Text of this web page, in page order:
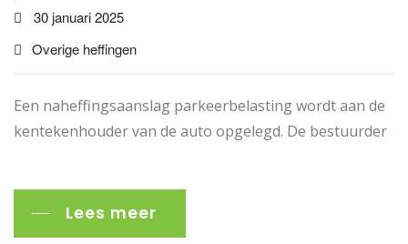
30 januari 2025
Overige heffingen
Een naheffingsaanslag parkeerbelasting wordt aan de
kentekenhouder van de auto opgelegd. De bestuurder
Lees meer